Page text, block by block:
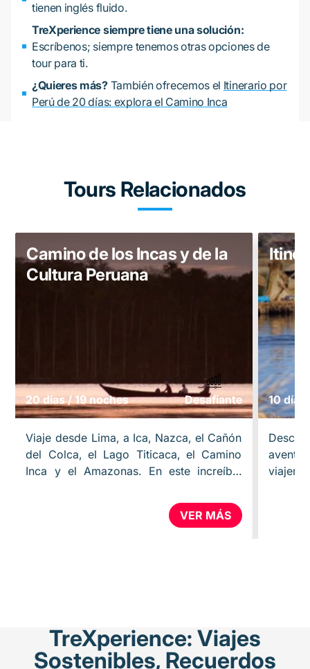
tienen inglés fluido.
TreXperience siempre tiene una solución:
Escríbenos; siempre tenemos otras opciones de
tour para ti.
¿Quieres más?También ofrecemos el Itinerario por
Perú de 20 días: explora el Camino Inca
Tours Relacionados
Camino de los Incas y de la
Cultura Peruana
20 días / 19 noches Desafiante
Viaje desde Lima, a Ica, Nazca, el Cañón
del Colca, el Lago Titicaca, el Camino
Inca y el Amazonas. En este increíble
VER MÁS
10 días
TreXperience: Viajes
Sostenibles, Recuerdos